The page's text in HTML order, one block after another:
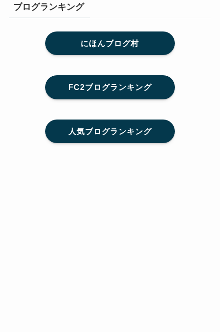
ブログランキング
にほんブログ村
FC2ブログランキング
人気ブログランキング